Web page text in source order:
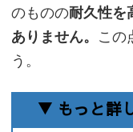
のものの耐久性を
ありません。 この
う。
▼ もっと詳